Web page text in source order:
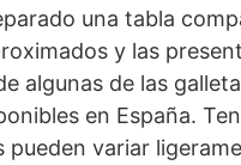
una tabla
y las
algunas de las
en España.
pueden variar